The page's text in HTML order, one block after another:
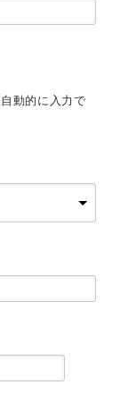
動的に入力で